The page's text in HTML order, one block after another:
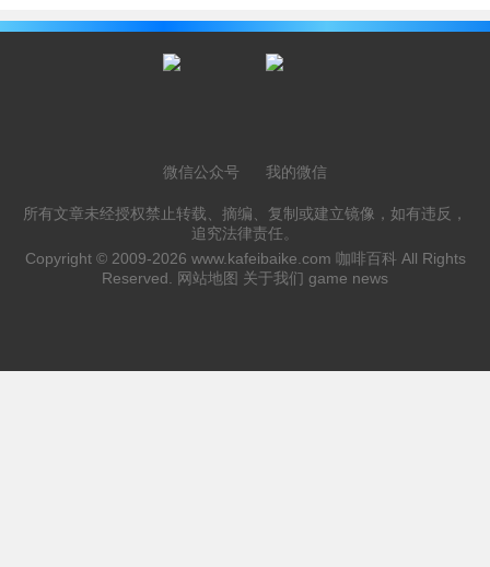
微信公众号 我的微信
所有文章未经授权禁止转载、摘编、复制或建立镜像，如有违反，
追究法律责任。
Copyright © 2009-2026 www.kafeibaike.com 咖啡百科 All Rights
Reserved.
网站地图 关于我们 game news